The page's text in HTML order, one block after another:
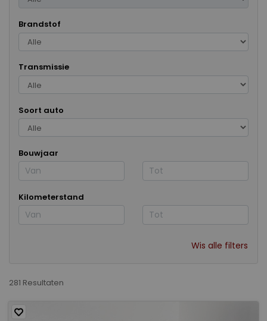
Brandstof
Transmissie
Soort auto
Bouwjaar
Kilometerstand
Wis alle filters
281 Resultaten